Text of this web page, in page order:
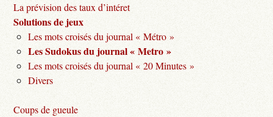
La prévision des taux d’intéret
Solutions de jeux
Les mots croisés du journal « Métro »
Les Sudokus du journal « Metro »
Les mots croisés du journal « 20 Minutes »
Divers
Coups de gueule